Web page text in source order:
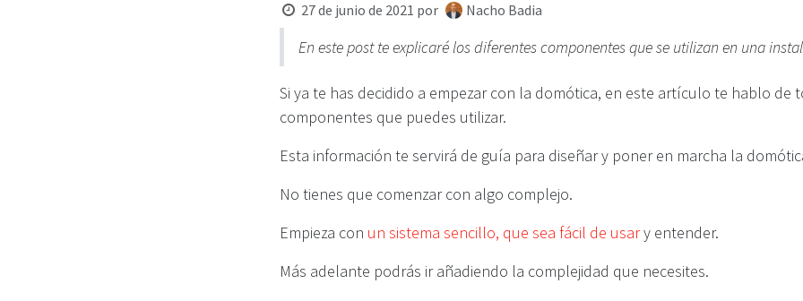
27 de junio de 2021 por Nacho Badia
En este post te explicaré los diferentes componentes que se utilizan en una
Si ya te has decidido a empezar con la domótica, en este artículo te hablo de
componentes que puedes utilizar.
Esta información te servirá de guía para diseñar y poner en marcha la
No tienes que comenzar con algo complejo.
Empieza con un sistema sencillo, que sea fácil de usary entender.
Más adelante podrás ir añadiendo la complejidad que necesites.